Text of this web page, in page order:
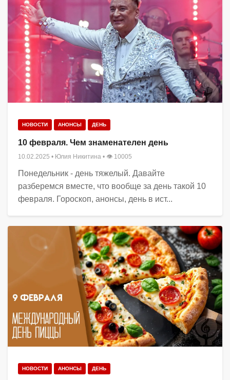
НОВОСТИ АНОНСЫ ДЕНЬ
10 февраля. Чем знаменателен день
10.02.2025 • Юлия Никитина • 👁 10005
Понедельник - день тяжелый. Давайте
разберемся вместе, что вообще за день такой 10
февраля. Гороскоп, анонсы, день в ист...
НОВОСТИ АНОНСЫ ДЕНЬ